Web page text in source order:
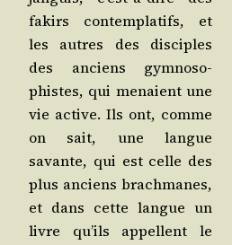
fakirs contem­pla­tifs, et
les autres des dis­ciples
des anciens gym­no­so­
phistes, qui menaient une
vie active. Ils ont, comme
on sait, une langue
savante, qui est celle des
plus anciens brach­manes,
et dans cette langue un
livre qu’ils appellent le